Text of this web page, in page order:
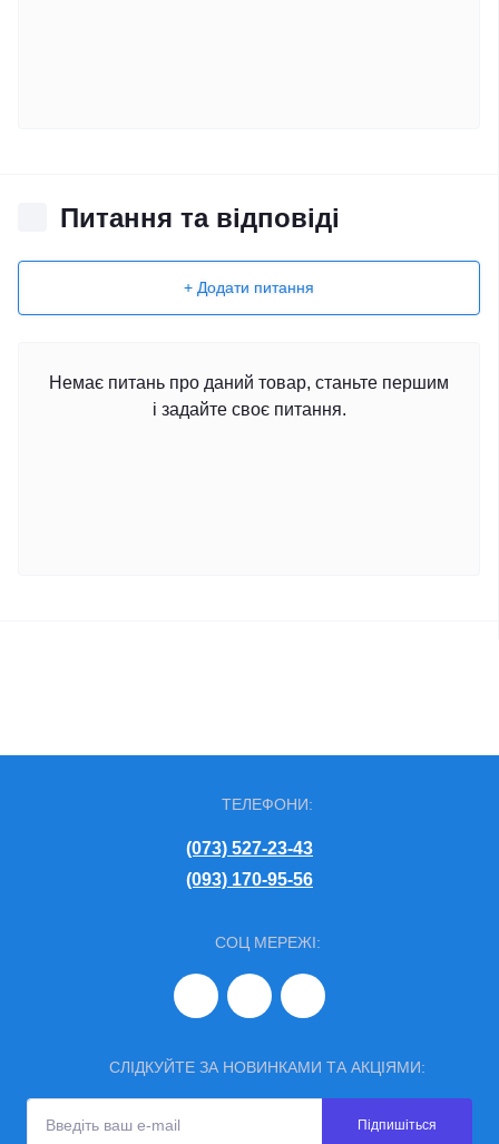
Питання та відповіді
+ Додати питання
Немає питань про даний товар, станьте першим
і задайте своє питання.
ТЕЛЕФОНИ:
(073) 527-23-43
(093) 170-95-56
СОЦ МЕРЕЖІ:
СЛІДКУЙТЕ ЗА НОВИНКАМИ ТА АКЦІЯМИ:
Підпишіться